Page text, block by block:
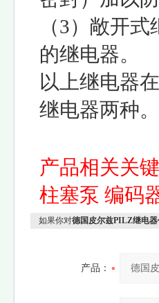
（3）敞开
的继电器。
以上继电器
继电器两种。
产品相关关
柱塞泵 编码
如果你对德国皮尔兹PILZ继电
产品：